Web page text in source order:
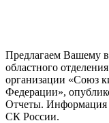
Предлагаем Вашему
областного
организации «Союз
Федерации»,
Отчеты. Информация
СК России.